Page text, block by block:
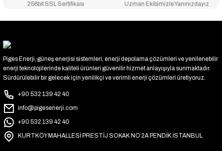
256bit SSL Sertifikası Uzman Ekibimizle Yanınızdayız
Piges Enerji, güneş enerjisi sistemleri, enerji depolama çözümleri ve yenilenebilir
enerji teknolojilerinde kaliteli ürünleri güvenilir hizmet anlayışıyla sunmaktadır.
Sürdürülebilir bir gelecek için yenilikçi ve verimli enerji çözümleri üretiyoruz.
+90 532 139 42 40
info@pigesenerji.com
+90 532 139 42 40
KURTKÖY MAHALLESİ PRESTİJ SOKAK NO 2A PENDİK İSTANBUL